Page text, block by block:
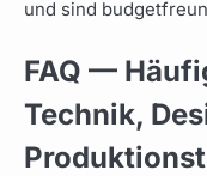
und sind
FAQ —
Technik,